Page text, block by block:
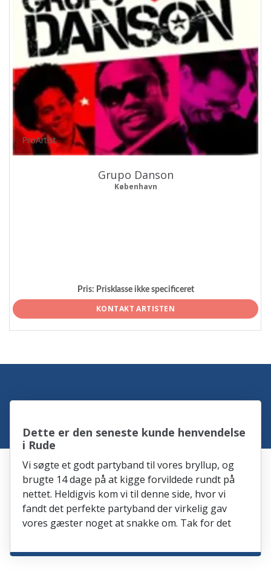
ProArtist
Grupo Danson
København
Pris: Prisklasse ikke specificeret
KONTAKT ARTISTEN
Dette er den seneste kunde henvendelse
i Rude
Vi søgte et godt partyband til vores bryllup, og
brugte 14 dage på at kigge forvildede rundt på
nettet. Heldigvis kom vi til denne side, hvor vi
fandt det perfekte partyband der virkelig gav
vores gæster noget at snakke om. Tak for det